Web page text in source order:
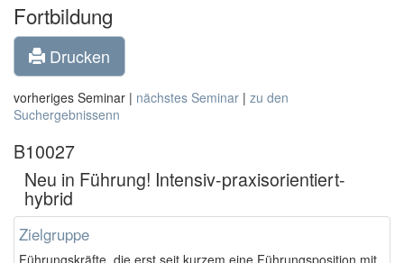
Fortbildung
Drucken
vorheriges Seminar | nächstes Seminar | zu den
Suchergebnissenn
B10027
Neu in Führung! Intensiv-praxisorientiert-
hybrid
Zielgruppe
Führungskräfte, die erst seit kurzem eine Führungsposition mit